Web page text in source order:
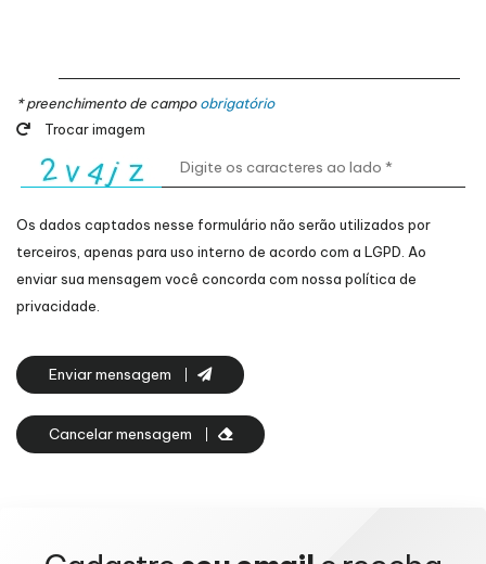
* preenchimento de campoobrigatório
Trocar imagem
Os dados captados nesse formulário não serão utilizados por
terceiros, apenas para uso interno de acordo com a LGPD . Ao
enviar sua mensagem você concorda com nossa política de
privacidade.
Enviar mensagem
Cancelar mensagem